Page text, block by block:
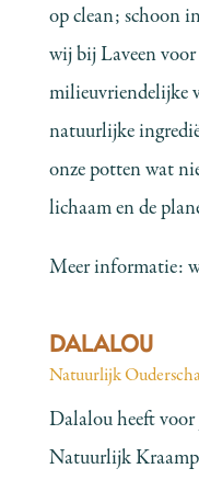
op clean; schoon
wij bij Laveen
milieuvriendelijke
natuurlijke
onze potten wat
lichaam en de
Meer informatie:
DALALOU
Natuurlijk
Dalalou heeft voor
Natuurlijk